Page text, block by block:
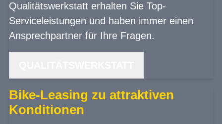
Qualitätswerkstatt erhalten Sie Top-
Serviceleistungen und haben immer einen
Ansprechpartner für Ihre Fragen.
Bike-Leasing zu attraktiven
Konditionen